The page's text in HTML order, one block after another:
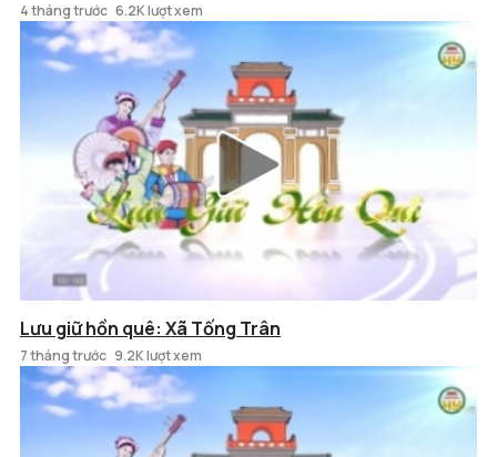
4 tháng trước 6.2K lượt xem
Lưu giữ hồn quê: Xã Tống Trân
7 tháng trước 9.2K lượt xem